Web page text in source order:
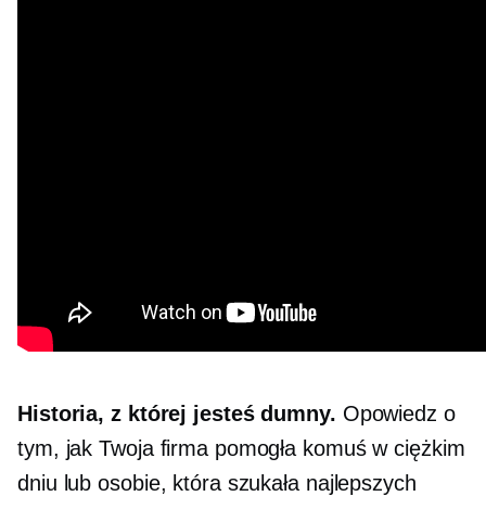
Historia, z której jesteś dumny. Opowiedz o
tym, jak Twoja firma pomogła komuś w ciężkim
dniu lub osobie, która szukała najlepszych